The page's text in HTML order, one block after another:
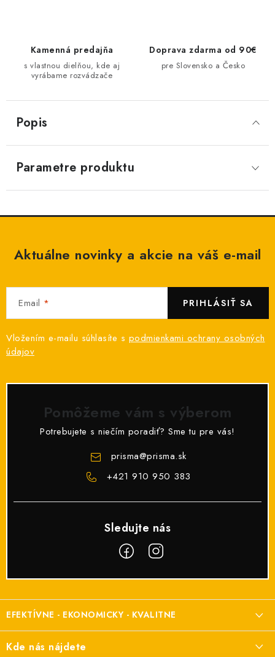
Reklamačný poriadok
Kamenná predajňa
s vlastnou dielňou, kde aj
vyrábame rozvádzače
Doprava zdarma od 90€
pre Slovensko a Česko
Popis
Parametre produktu
Aktuálne novinky a akcie na váš e-mail
Email
Vložením e-mailu súhlasíte s podmienkami ochrany osobných
údajov
PRIHLÁSIŤ SA
Pomôžeme vám s výberom
Potrebujete s niečím poradiť? Sme tu pre vás!
prisma@prisma.sk
+421 910 950 383
á
p
ä
EFEKTÍVNE - EKONOMICKY - KVALITNE
a elektroinštalácie
Kde nás nájdete